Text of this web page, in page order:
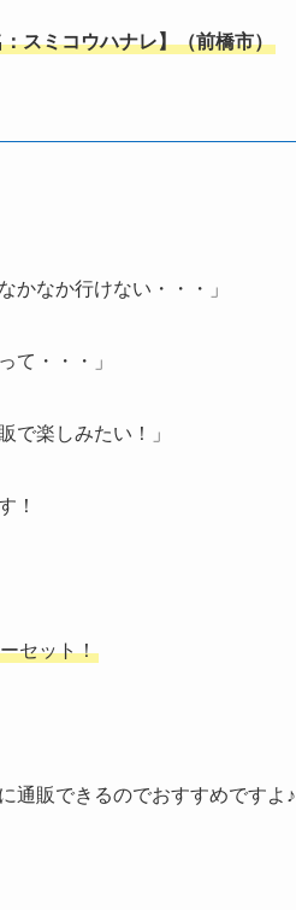
スミコウハナレ】（前橋市）
かなか行けない・・・」
て・・・」
で楽しみたい！」
！
セット！
通販できるのでおすすめですよ♪